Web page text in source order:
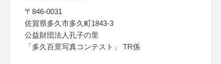
〒846-0031
佐賀県多久市多久町1843-3
公益財団法人孔子の里
「多久百景写真コンテスト」 TR係